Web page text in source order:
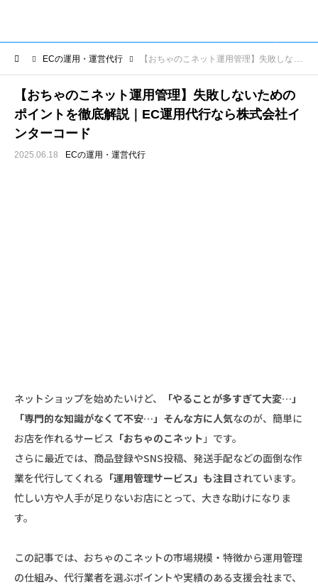
ECの運用・運営代行 【おちゃのこネット運用管理】失敗しないためのポイントを徹底解説｜EC運用代行なら株式会社インターコード
【おちゃのこネット運用管理】失敗しないための
ポイントを徹底解説｜EC運用代行なら株式会社イ
ンターコード
2025.06.18 ECの運用・運営代行
ネットショップを始めたいけど、
「やることが多すぎて大変…」
「専門的な知識がなくて不安…」そんな方に人気なのが、簡単に
お店を作れるサービス 「おちゃのこネット 」です。
さらに最近では、商品登録やSNS投稿、発送手配などの面倒な作
業を代行してくれる 「運用管理サービス」も注目 されています。
忙しい方や人手が足りないお店にとって、大きな助けになりま
す。
この記事では、おちゃのこネットの市場規模・特徴から運用管理
の仕組み、代行業者を選ぶポイントや実績のある支援会社まで、